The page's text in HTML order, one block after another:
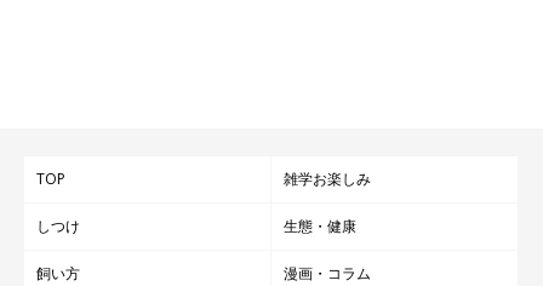
TOP 雑学お楽しみ
しつけ 生態・健康
飼い方 漫画・コラム